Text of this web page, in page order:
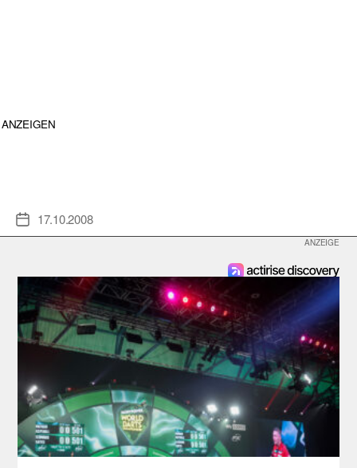
ANZEIGEN
Veröffentlichungsdatum
17.10.2008